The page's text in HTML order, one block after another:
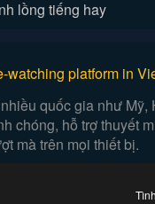
lồng tiếng hay
watching platform in
quốc gia như
hỗ trợ thuyết
mà trên mọi thiết bị.